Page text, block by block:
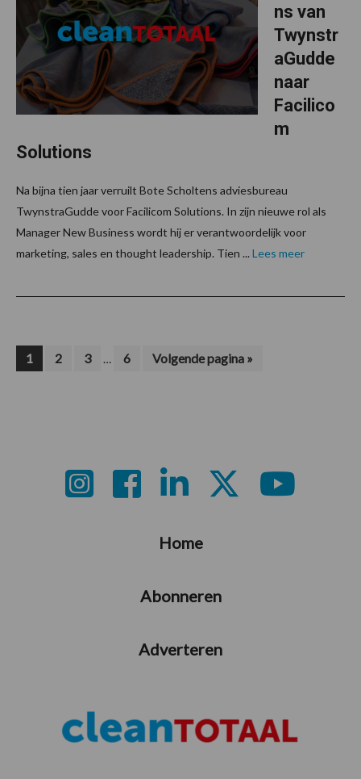
ns van
Twynstr
aGudde
naar
Facilico
m
Solutions
Na bijna tien jaar verruilt Bote Scholtens adviesbureau
TwynstraGudde voor Facilicom Solutions. In zijn nieuwe rol als
Manager New Business wordt hij er verantwoordelijk voor
marketing, sales en thought leadership. Tien ...Lees meer
Pagina
1 Pagina
2 Pagina
3
Interim
… Pagina
6
Ga
naar
Volgende pagina »
Footer
Home
Abonneren
Adverteren